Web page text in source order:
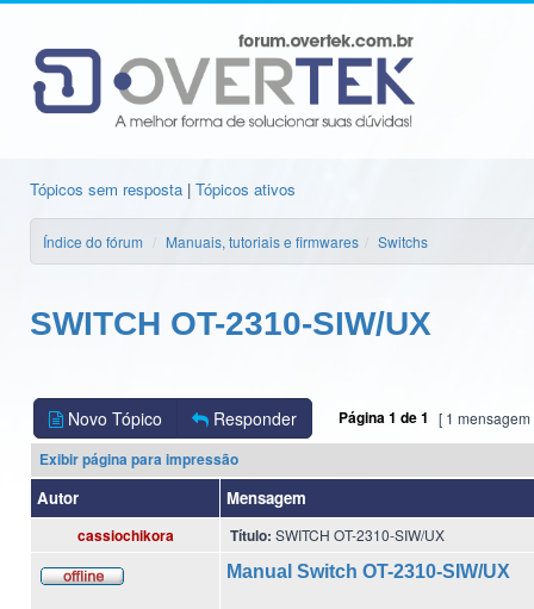
Tópicos sem resposta | Tópicos ativos
Índice do fórum Manuais, tutoriais e firmwares Switchs
SWITCH OT-2310-SIW/UX
Novo Tópico Responder Página1 de1 [ 1
Exibir página para impressão
Autor Mensagem
cassiochikora Título: SWITCH OT-2310-SIW/UX
Manual Switch OT-2310-SIW/UX